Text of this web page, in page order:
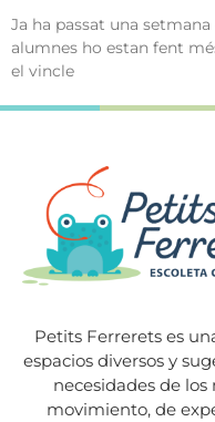
Ja ha passat una
alumnes ho estan fent
el vincle
Petits Ferrerets es
espacios diversos y
necesidades de los
movimiento, de